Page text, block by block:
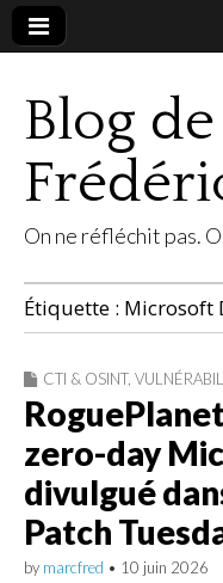
Blog
On ne réfléchit pas.
Étiquette : Microsoft
CTI & OSINT,
zero-day
divulgué
Patch
by marcfred • 10 juin 2026